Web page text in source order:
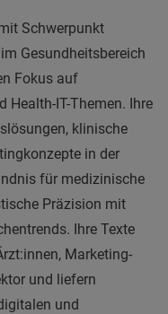
Schwerpunkt
Gesundheitsbereich
Fokus auf
Health-IT-Themen. Ihre
klinische
in der
für medizinische
Präzision mit
Ihre Texte
Marketing-
und liefern
und